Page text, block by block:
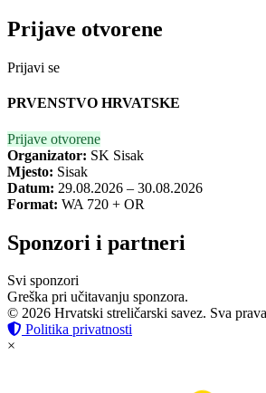
Prijave otvorene
Prijavi se
PRVENSTVO HRVATSKE
Prijave otvorene
Organizator: SK Sisak
Mjesto: Sisak
Datum: 29.08.2026 – 30.08.2026
Format: WA 720 + OR
Sponzori i partneri
Svi sponzori
Greška pri učitavanju sponzora.
© 2026 Hrvatski streličarski savez. Sva
Politika privatnosti
×